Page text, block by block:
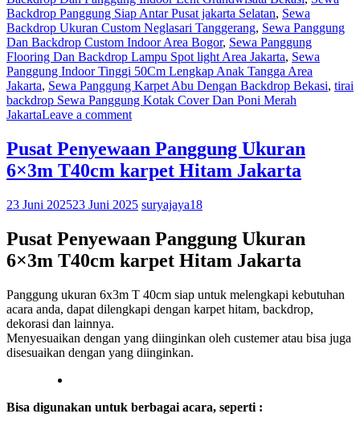
Backdrop Panggung Siap Antar Pusat jakarta Selatan, Sewa
Backdrop Ukuran Custom Neglasari Tanggerang, Sewa Panggung
Dan Backdrop Custom Indoor Area Bogor, Sewa Panggung
Flooring Dan Backdrop Lampu Spot light Area Jakarta, Sewa
Panggung Indoor Tinggi 50Cm Lengkap Anak Tangga Area
Jakarta, Sewa Panggung Karpet Abu Dengan Backdrop Bekasi, tirai
backdrop Sewa Panggung Kotak Cover Dan Poni Merah
JakartaLeave a comment
Pusat Penyewaan Panggung Ukuran
6×3m T40cm karpet Hitam Jakarta
23 Juni 202523 Juni 2025 suryajaya18
Pusat Penyewaan Panggung Ukuran
6×3m T40cm karpet Hitam Jakarta
Panggung ukuran 6x3m T 40cm siap untuk melengkapi kebutuhan
acara anda, dapat dilengkapi dengan karpet hitam, backdrop,
dekorasi dan lainnya.
Menyesuaikan dengan yang diinginkan oleh custemer atau bisa juga
disesuaikan dengan yang diinginkan.
Bisa digunakan untuk berbagai acara, seperti :